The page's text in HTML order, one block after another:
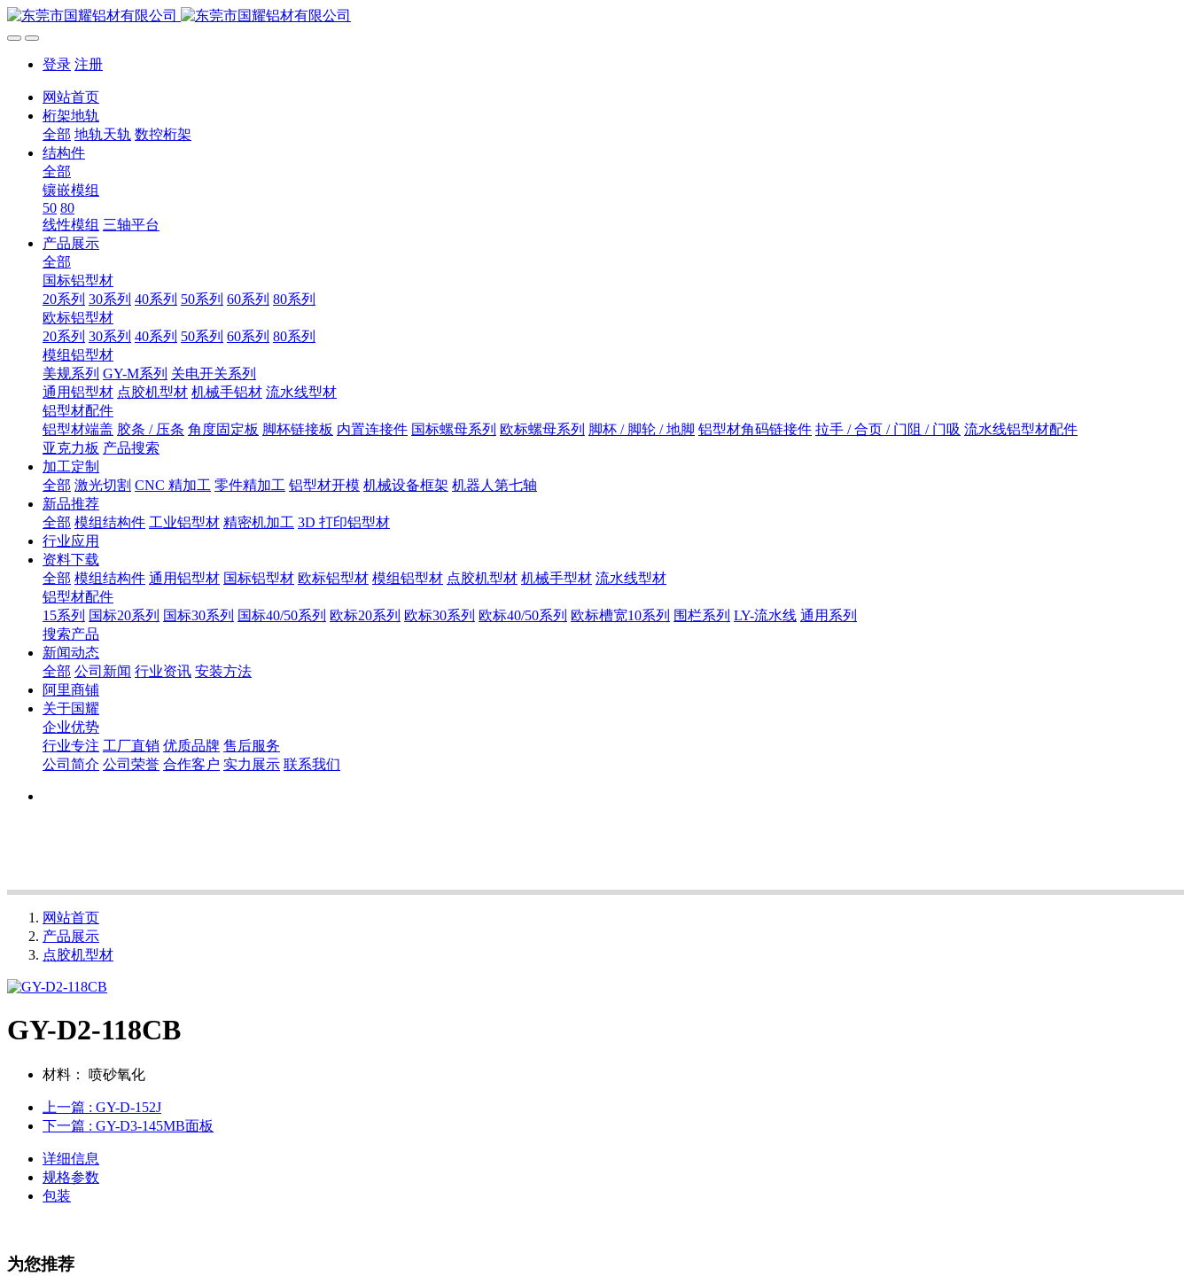
登录 注册
网站首页
桁架地轨
全部 地轨天轨 数控桁架
结构件
全部
镶嵌模组
50 80
线性模组 三轴平台
产品展示
全部
国标铝型材
20系列 30系列 40系列 50系列 60系列 80系列
欧标铝型材
20系列 30系列 40系列 50系列 60系列 80系列
模组铝型材
美规系列 GY-M系列 关电开关系列
通用铝型材 点胶机型材 机械手铝材 流水线型材
铝型材配件
铝型材端盖 胶条 / 压条 角度固定板 脚杯链接板 内置连接件 国标螺母系列 欧标螺母系列 脚杯 / 脚轮 / 地脚 铝型材角码链接件 拉手 / 合页 / 门阻 / 门吸 流水线铝型材配件
亚克力板 产品搜索
加工定制
全部 激光切割 CNC 精加工 零件精加工 铝型材开模 机械设备框架 机器人第七轴
新品推荐
全部 模组结构件 工业铝型材 精密机加工 3D 打印铝型材
行业应用
资料下载
全部 模组结构件 通用铝型材 国标铝型材 欧标铝型材 模组铝型材 点胶机型材 机械手型材 流水线型材
铝型材配件
15系列 国标20系列 国标30系列 国标40/50系列 欧标20系列 欧标30系列 欧标40/50系列 欧标槽宽10系列 围栏系列 LY-流水线 通用系列
搜索产品
新闻动态
全部 公司新闻 行业资讯 安装方法
阿里商铺
关于国耀
企业优势
行业专注 工厂直销 优质品牌 售后服务
公司简介 公司荣誉 合作客户 实力展示 联系我们
网站首页
产品展示
点胶机型材
GY-D2-118CB
材料： 喷砂氧化
上一篇 : GY-D-152J
下一篇 : GY-D3-145MB面板
详细信息
规格参数
包装
为您推荐